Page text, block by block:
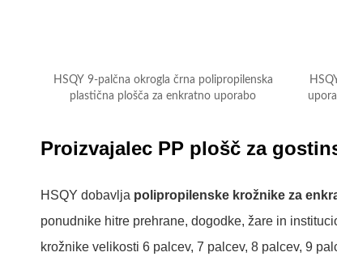
HSQY 9-palčna okrogla črna polipropilenska
plastična plošča za enkratno uporabo
Proizvajalec PP plošč za
HSQY dobavlja polipropilenske krožnike za
ponudnike hitre prehrane, dogodke, žare in
krožnike velikosti 6 palcev, 7 palcev, 8 palcev, 9